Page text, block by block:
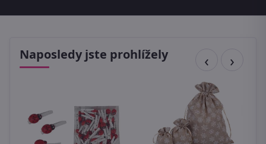
Naposledy jste prohlížely